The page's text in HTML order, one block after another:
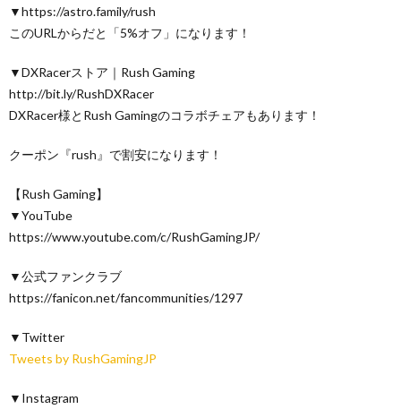
▼https://astro.family/rush
このURLからだと「5%オフ」になります！
▼DXRacerストア｜Rush Gaming
http://bit.ly/RushDXRacer
DXRacer様とRush Gamingのコラボチェアもあります！
クーポン『rush』で割安になります！
【Rush Gaming】
▼YouTube
https://www.youtube.com/c/RushGamingJP/
▼公式ファンクラブ
https://fanicon.net/fancommunities/1297
▼Twitter
Tweets by RushGamingJP
▼Instagram